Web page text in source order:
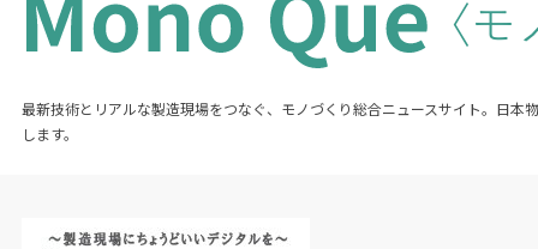
最新技術とリアルな製造現場をつなぐ、モノづくり総合ニュースサイト。日本
します。